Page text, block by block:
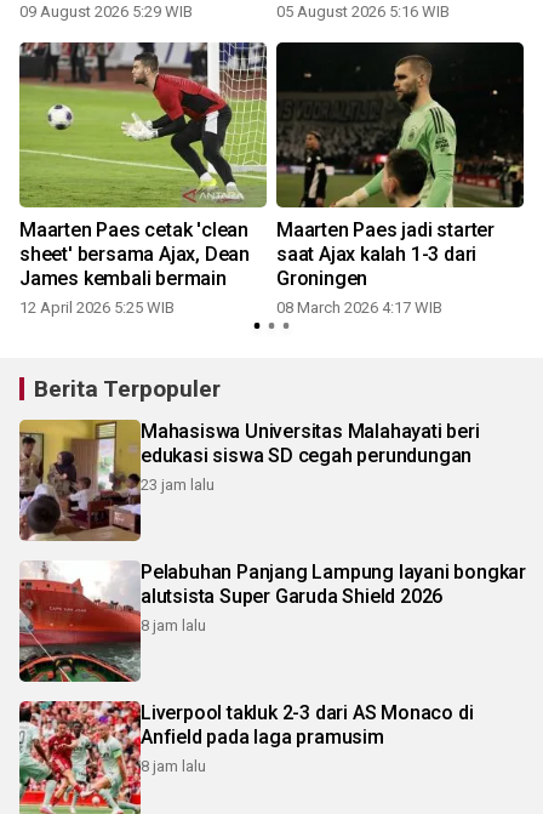
2
09 August 2026 5:29 WIB 05 August 2026 5:16 WIB
Maarten Paes cetak 'clean
sheet' bersama Ajax, Dean
James kembali bermain
12 April 2026 5:25 WIB
Maarten Paes jadi starter
saat Ajax kalah 1-3 dari
Groningen
08 March 2026 4:17 WIB
Berita Terpopuler
Mahasiswa Universitas Malahayati beri
edukasi siswa SD cegah perundungan
23 jam lalu
Pelabuhan Panjang Lampung layani bongkar
alutsista Super Garuda Shield 2026
8 jam lalu
Liverpool takluk 2-3 dari AS Monaco di
Anfield pada laga pramusim
8 jam lalu